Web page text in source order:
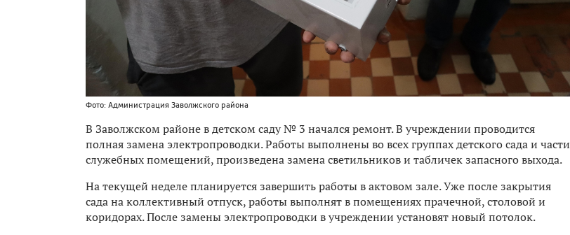
Фото: Администрация Заволжского района
В Заволжском районе в детском саду № 3 начался ремонт. В учреждении проводится
полная замена электропроводки. Работы выполнены во всех группах детского сада и части
служебных помещений, произведена замена светильников и табличек запасного выхода.
На текущей неделе планируется завершить работы в актовом зале. Уже после закрытия
сада на коллективный отпуск, работы выполнят в помещениях прачечной, столовой и
коридорах. После замены электропроводки в учреждении установят новый потолок.